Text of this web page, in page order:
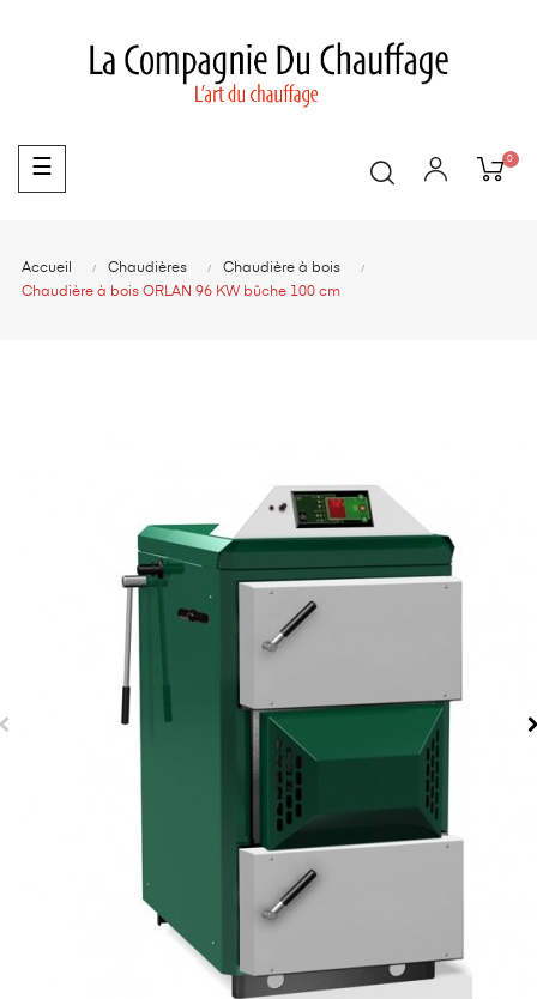
Basculer
la
☰ 0
Accueil Chaudières
Chaudière à bois
Chaudière à bois ORLAN 96 KW bûche 100 cm